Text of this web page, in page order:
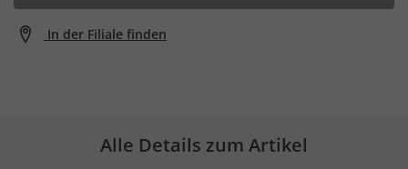
In der Filiale finden
Alle Details zum Artikel